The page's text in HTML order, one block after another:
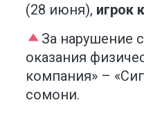
(28 июня), игрок
За нарушение
оказания
компания» –
сомони.